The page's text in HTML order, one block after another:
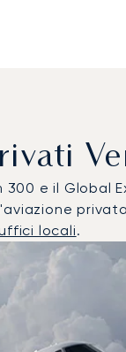
300 e il
locali.
più utilizzati
di aeromobile
Velocità (nodi)